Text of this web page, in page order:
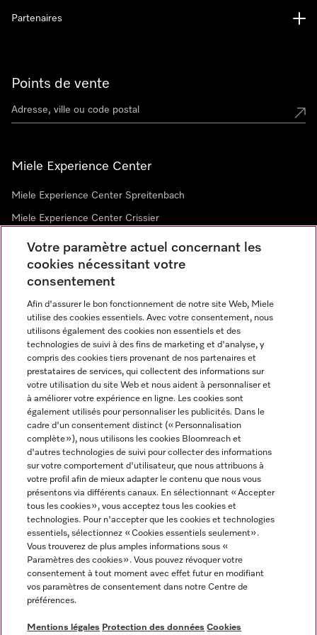
Points de vente
Miele Experience Center
Miele Experience Center Spreitenbach
Miele Experience Center Crissier
Newsletter
Langue
FRANÇAIS
Partenaires
Mentions légales
CGV
Protection des données
Miele sur Youtube
Votre paramètre actuel concernant les
cookies nécessitant votre
consentement
Afin d'assurer le bon fonctionnement de notre site Web, Miele
utilise des cookies essentiels. Avec votre consentement, nous
utilisons également des cookies non essentiels et des
technologies de suivi à des fins de marketing et d'analyse, y
compris des cookies tiers provenant de nos partenaires et
prestataires de services, qui collectent des informations sur
votre utilisation du site Web et nous aident à personnaliser et
à améliorer votre expérience en ligne. Les cookies sont
également utilisés pour personnaliser les publicités. Dans le
cadre d'un consentement distinct (« Personnalisation
complète »), nous utilisons les cookies Bloomreach et
d'autres technologies de suivi pour collecter des informations
sur votre comportement d'utilisateur, que nous attribuons à
votre profil afin de mieux adapter le contenu que nous vous
présentons via différents canaux. En sélectionnant « Accepter
tous les cookies », vous acceptez tous les cookies et
technologies. Pour n'accepter que les cookies et technologies
essentiels, sélectionnez « Cookies essentiels seulement».
Vous trouverez de plus amples informations sous «
Paramètres des cookies ». Vous pouvez révoquer votre
consentement à tout moment avec effet futur en modifiant
vos paramètres de consentement dans notre Centre de
préférences.
Mentions légales Protection des données Cookies